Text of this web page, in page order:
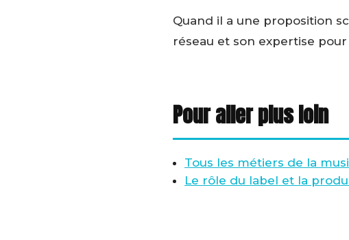
Quand il a une proposition
réseau et son expertise
Pour aller plus loin
Tous les métiers de la
Le rôle du label et la